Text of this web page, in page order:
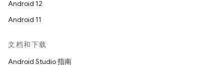
Android 12
Android 11
文档和下载
Android Studio 指南